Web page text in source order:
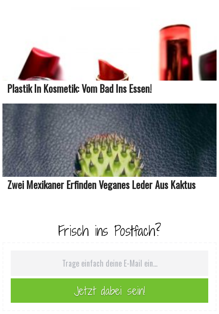
Plastik In Kosmetik: Vom Bad Ins Essen!
Zwei Mexikaner Erfinden Veganes Leder Aus Kaktus
Frisch ins Postfach?